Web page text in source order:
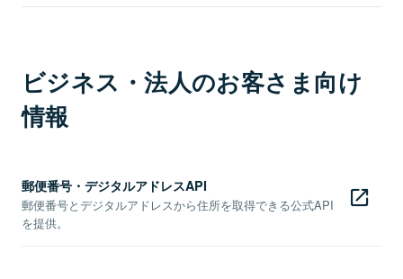
ビジネス・法人のお客さま向け
情報
郵便番号・デジタルアドレスAPI
郵便番号とデジタルアドレスから住所を取得できる公式API
を提供。